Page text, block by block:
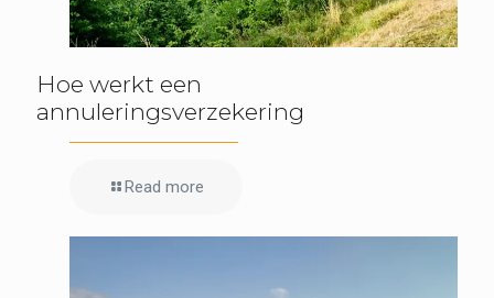
Hoe werkt een
annuleringsverzekering
Read more